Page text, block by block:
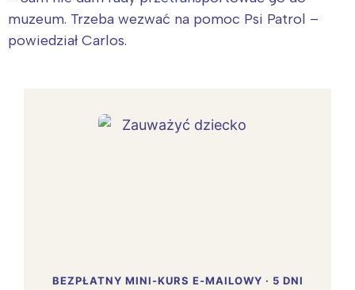
muzeum. Trzeba wezwać na pomoc Psi Patrol –
powiedział Carlos.
BEZPŁATNY MINI-KURS E-MAILOWY · 5 DNI